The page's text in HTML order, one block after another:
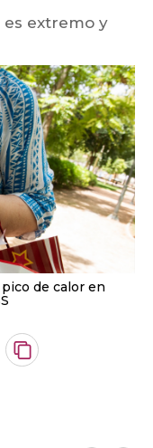
extremo y
de calor en
Copiar